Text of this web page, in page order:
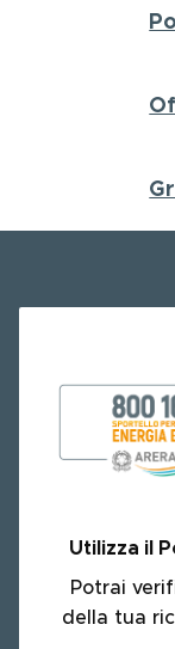
Utilizza il
Potrai
della tua